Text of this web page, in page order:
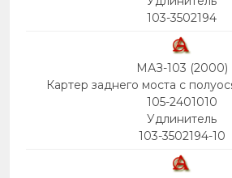
103-3502194
МАЗ-103 (2000)
Картер заднего моста с
105-2401010
Удлинитель
103-3502194-10